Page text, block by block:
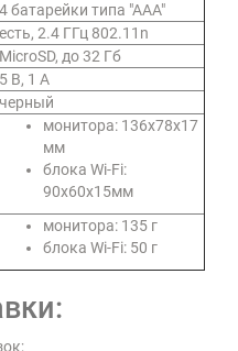
4 батарейки типа "ААА"
есть, 2.4 ГГц 802.11n
MicroSD, до 32 Гб
5 В, 1 А
черный
монитора: 136х78х17
мм
блока Wi-Fi:
90х60х15мм
монитора: 135 г
блока Wi-Fi: 50 г